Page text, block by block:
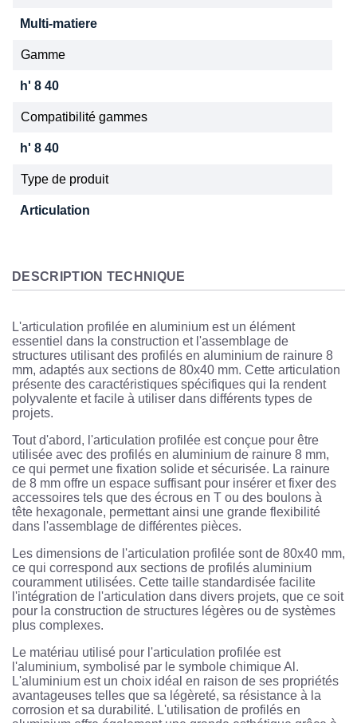
Multi-matiere
Gamme
h' 8 40
Compatibilité gammes
h' 8 40
Type de produit
Articulation
DESCRIPTION TECHNIQUE
L'articulation profilée en aluminium est un élément
essentiel dans la construction et l'assemblage de
structures utilisant des profilés en aluminium de rainure 8
mm, adaptés aux sections de 80x40 mm. Cette articulation
présente des caractéristiques spécifiques qui la rendent
polyvalente et facile à utiliser dans différents types de
projets.
Tout d'abord, l'articulation profilée est conçue pour être
utilisée avec des profilés en aluminium de rainure 8 mm,
ce qui permet une fixation solide et sécurisée. La rainure
de 8 mm offre un espace suffisant pour insérer et fixer des
accessoires tels que des écrous en T ou des boulons à
tête hexagonale, permettant ainsi une grande flexibilité
dans l'assemblage de différentes pièces.
Les dimensions de l'articulation profilée sont de 80x40 mm,
ce qui correspond aux sections de profilés aluminium
couramment utilisées. Cette taille standardisée facilite
l'intégration de l'articulation dans divers projets, que ce soit
pour la construction de structures légères ou de systèmes
plus complexes.
Le matériau utilisé pour l'articulation profilée est
l'aluminium, symbolisé par le symbole chimique Al.
L'aluminium est un choix idéal en raison de ses propriétés
avantageuses telles que sa légèreté, sa résistance à la
corrosion et sa durabilité. L'utilisation de profilés en